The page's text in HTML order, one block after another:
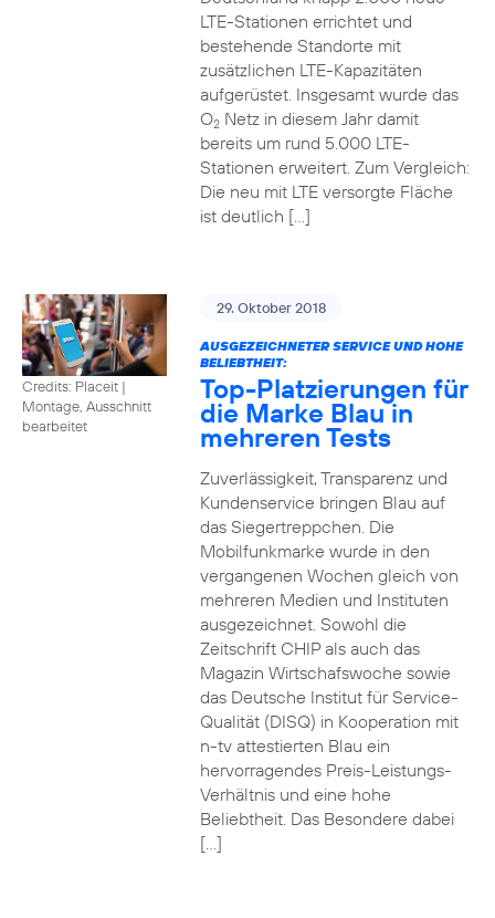
LTE-Stationen errichtet und
bestehende Standorte mit
zusätzlichen LTE-Kapazitäten
aufgerüstet. Insgesamt wurde das
O2Netz in diesem Jahr damit
bereits um rund 5.000 LTE-
Stationen erweitert. Zum Vergleich:
Die neu mit LTE versorgte Fläche
ist deutlich […]
Credits: Placeit |
Montage, Ausschnitt
bearbeitet
29. Oktober 2018
AUSGEZEICHNETER SERVICE UND HOHE
BELIEBTHEIT:
Top-Platzierungen für
die Marke Blau in
mehreren Tests
Zuverlässigkeit, Transparenz und
Kundenservice bringen Blau auf
das Siegertreppchen. Die
Mobilfunkmarke wurde in den
vergangenen Wochen gleich von
mehreren Medien und Instituten
ausgezeichnet. Sowohl die
Zeitschrift CHIP als auch das
Magazin Wirtschafswoche sowie
das Deutsche Institut für Service-
Qualität (DISQ) in Kooperation mit
n-tv attestierten Blau ein
hervorragendes Preis-Leistungs-
Verhältnis und eine hohe
Beliebtheit. Das Besondere dabei
[…]